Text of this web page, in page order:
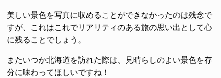
美しい景色を写真に収めることができなかったのは残念で
すが、これはこれでリアリティのある旅の思い出として心
に残ることでしょう。
またいつか北海道を訪れた際は、見晴らしのよい景色を存
分に味わってほしいですね！